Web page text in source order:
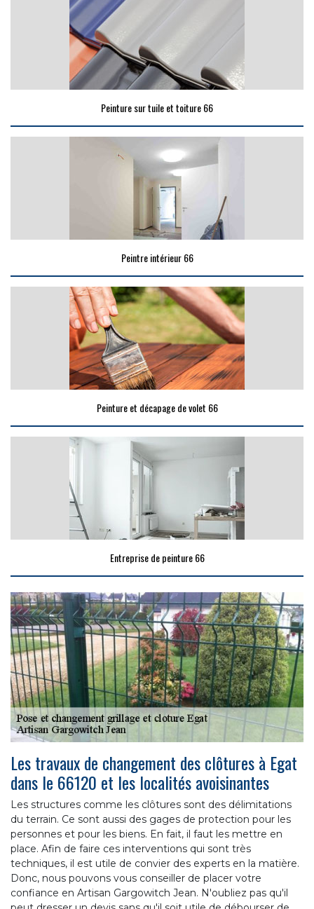
Peinture sur tuile et toiture 66
Peintre intérieur 66
Peinture et décapage de volet 66
Entreprise de peinture 66
Les travaux de changement des clôtures à Egat
dans le 66120 et les localités avoisinantes
Les structures comme les clôtures sont des délimitations
du terrain. Ce sont aussi des gages de protection pour les
personnes et pour les biens. En fait, il faut les mettre en
place. Afin de faire ces interventions qui sont très
techniques, il est utile de convier des experts en la matière.
Donc, nous pouvons vous conseiller de placer votre
confiance en Artisan Gargowitch Jean. N'oubliez pas qu'il